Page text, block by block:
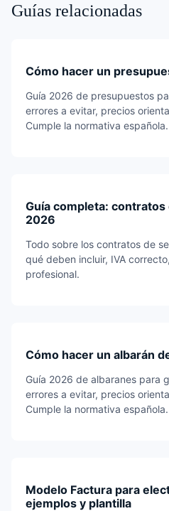
Guías relacionadas
Cómo hacer un
Guía 2026 de presupuestos
errores a evitar, precios
Cumple la normativa española.
Guía completa:
2026
Todo sobre los contratos de
qué deben incluir, IVA
profesional.
Cómo hacer un albarán
Guía 2026 de albaranes para
errores a evitar, precios
Cumple la normativa española.
Modelo Factura para
ejemplos y plantilla